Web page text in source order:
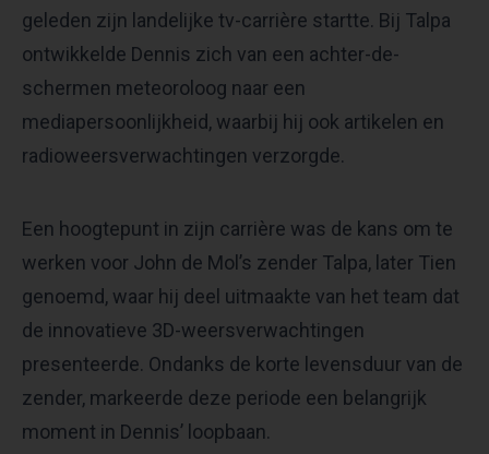
geleden zijn landelijke tv-carrière startte. Bij Talpa
ontwikkelde Dennis zich van een achter-de-
schermen meteoroloog naar een
mediapersoonlijkheid, waarbij hij ook artikelen en
radioweersverwachtingen verzorgde.
Een hoogtepunt in zijn carrière was de kans om te
werken voor John de Mol’s zender Talpa, later Tien
genoemd, waar hij deel uitmaakte van het team dat
de innovatieve 3D-weersverwachtingen
presenteerde. Ondanks de korte levensduur van de
zender, markeerde deze periode een belangrijk
moment in Dennis’ loopbaan.